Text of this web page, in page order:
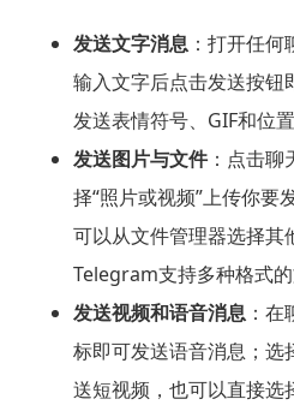
发送文字消息：打开任何
输入文字后点击发送按钮
发送表情符号、GIF和位置
发送图片与文件：点击聊
择“照片或视频”上传你要
可以从文件管理器选择其
Telegram支持多种格式的
发送视频和语音消息：在
标即可发送语音消息；选
送短视频，也可以直接选